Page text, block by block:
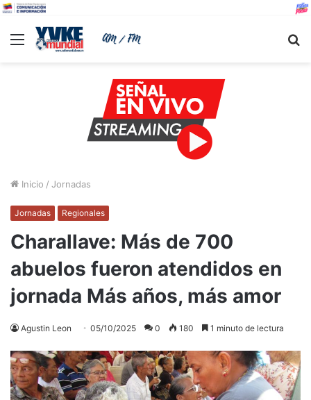
Menu
Inicio / Jornadas
Jornadas Regionales
Charallave: Más de 700
abuelos fueron atendidos en
jornada Más años, más amor
Agustin Leon 05/10/2025 0 180 1 minuto de lectura